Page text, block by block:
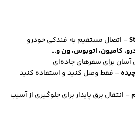
– اتصال مستقیم به فندکی خودرو
کامیون، اتوبوس، ون و…
برای سفرهای جاده‌ای
– فقط وصل کنید و استفاده کنید
– انتقال برق پایدار برای جلوگیری از آسیب